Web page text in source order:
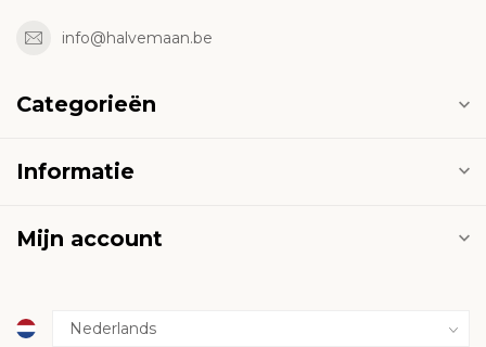
info@halvemaan.be
Categorieën
Informatie
Mijn account